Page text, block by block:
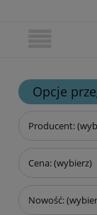
Opcje
Producent:
Cena: (wybierz)
Nowość: